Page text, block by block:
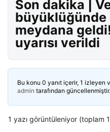
Son dakika |
büyüklüğünde
meydana
uyarısı verildi
Bu konu 0 yanıt içerir, 1 izleyen
admin tarafından güncellenmiştir.
1 yazı görüntüleniyor (toplam